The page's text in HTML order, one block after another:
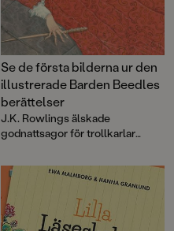
Se de första bilderna ur den
illustrerade Barden Beedles
berättelser
J.K. Rowlings älskade
godnattsagor för trollkarlar
praktutgåva.